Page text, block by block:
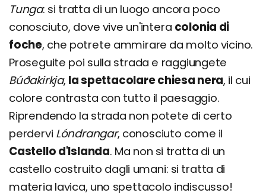
Tunga: si tratta di un luogo ancora poco
conosciuto, dove vive un'intera colonia di
foche, che potrete ammirare da molto vicino.
Proseguite poi sulla strada e raggiungete
Búðakirkja, la spettacolare chiesa nera, il cui
colore contrasta con tutto il paesaggio.
Riprendendo la strada non potete di certo
perdervi Lóndrangar, conosciuto come il
Castello d'Islanda. Ma non si tratta di un
castello costruito dagli umani: si tratta di
materia lavica, uno spettacolo indiscusso!